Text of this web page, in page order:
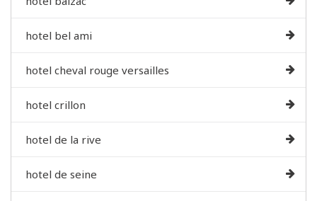
hotel bel ami
hotel cheval rouge versailles
hotel crillon
hotel de la rive
hotel de seine